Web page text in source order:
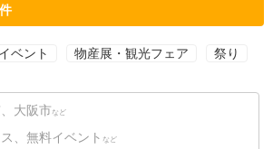
ベント 物産展・観光フェア 祭り
大阪市 など
、無料イベント など